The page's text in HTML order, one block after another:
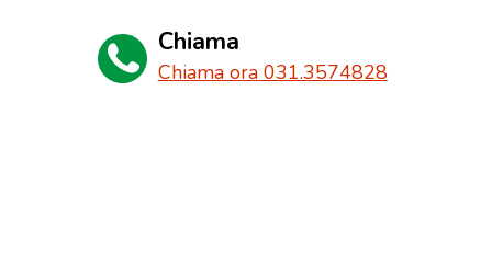
Chiama
Chiama ora 031.3574828